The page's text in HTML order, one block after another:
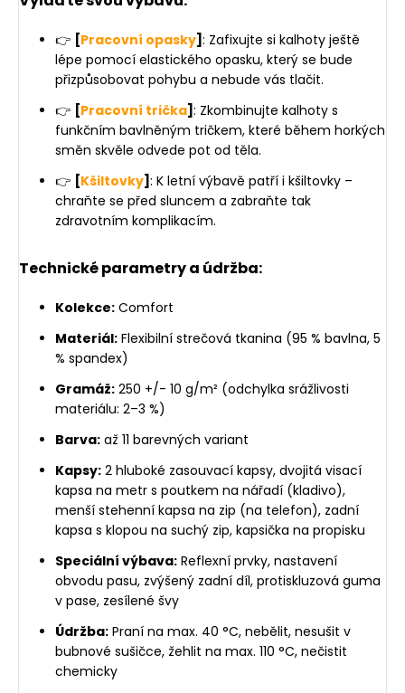
👉 [Pracovní opasky] : Zafixujte si kalhoty ještě
lépe pomocí elastického opasku, který se bude
přizpůsobovat pohybu a nebude vás tlačit.
👉 [Pracovní trička] : Zkombinujte kalhoty s
funkčním bavlněným tričkem, které během horkých
směn skvěle odvede pot od těla.
👉 [Kšiltovky] : K letní výbavě patří i kšiltovky –
chraňte se před sluncem a zabraňte tak
zdravotním komplikacím.
Technické parametry a údržba:
Kolekce: Comfort
Materiál: Flexibilní strečová tkanina (95 % bavlna, 5
% spandex)
Gramáž: 250 +/- 10 g/m² (odchylka srážlivosti
materiálu: 2–3 %)
Barva: až 11 barevných variant
Kapsy: 2 hluboké zasouvací kapsy, dvojitá visací
kapsa na metr s poutkem na nářadí (kladivo),
menší stehenní kapsa na zip (na telefon), zadní
kapsa s klopou na suchý zip, kapsička na propisku
Speciální výbava: Reflexní prvky, nastavení
obvodu pasu, zvýšený zadní díl, protiskluzová guma
v pase, zesílené švy
Údržba: Praní na max. 40 °C, nebělit, nesušit v
bubnové sušičce, žehlit na max. 110 °C, nečistit
chemicky